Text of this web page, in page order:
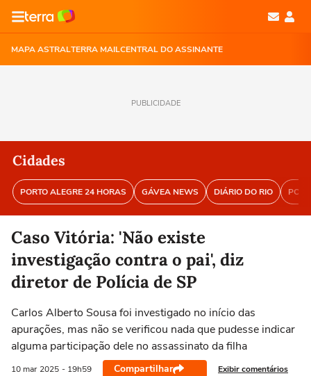
MAPA ASTRALTERRA MAILCENTRAL DO ASSINANTE
PUBLICIDADE
Cidades
PORTO ALEGRE 24 HORAS GÁVEA NEWS DIÁRIO DO RIO
Caso Vitória: 'Não existe
investigação contra o pai', diz
diretor de Polícia de SP
Carlos Alberto Sousa foi investigado no início das
apurações, mas não se verificou nada que pudesse indicar
alguma participação dele no assassinato da filha
10 mar 2025 - 19h59 Compartilhar Exibir comentários